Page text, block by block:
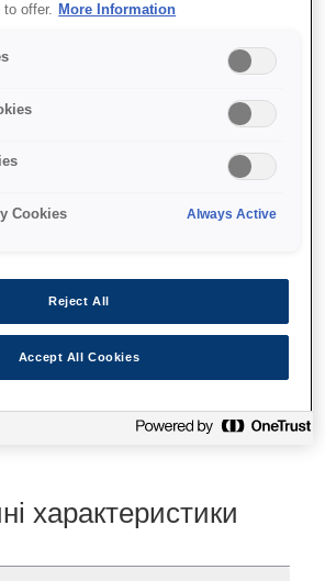
low maintenance
printer, that
sense for your
Find support
характеристики
to offer. More Information
Cookies Always Active
Reject All
Accept All Cookies